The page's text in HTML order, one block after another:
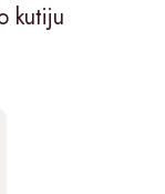
kutiju